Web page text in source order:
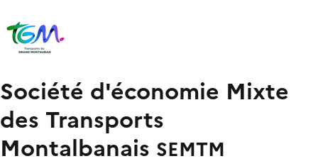
Société d'économie Mixte
des Transports
Montalbanais SEMTM